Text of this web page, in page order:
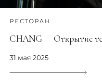
РЕСТОРАН
CHANG — Открытие
31 мая 2025